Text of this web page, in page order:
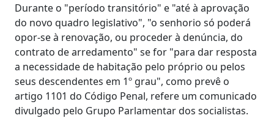
Durante o "período transitório" e "até à aprovação
do novo quadro legislativo", "o senhorio só poderá
opor-se à renovação, ou proceder à denúncia, do
contrato de arredamento" se for "para dar resposta
a necessidade de habitação pelo próprio ou pelos
seus descendentes em 1º grau", como prevê o
artigo 1101 do Código Penal, refere um comunicado
divulgado pelo Grupo Parlamentar dos socialistas.